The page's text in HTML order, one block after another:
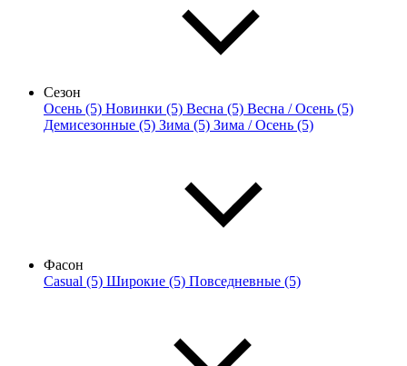
Сезон
Осень (5) Новинки (5) Весна (5) Весна / Осень (5)
Демисезонные (5) Зима (5) Зима / Осень (5)
Фасон
Casual (5) Широкие (5) Повседневные (5)